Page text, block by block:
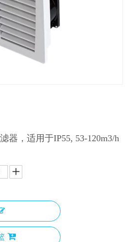
器，适用于IP55, 53-120m3/h